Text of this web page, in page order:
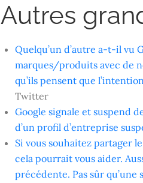
Autres
Quelqu’un d’autre a-t-il vu
marques/produits avec de
qu’ils pensent que
Twitter
Google signale et suspend
d’un profil d’entreprise
Si vous souhaitez partager
cela pourrait vous aider.
précédente. Pas sûr